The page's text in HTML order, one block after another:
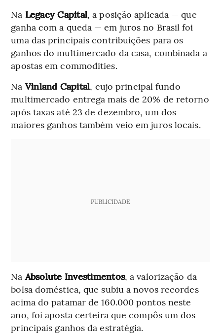
Na Legacy Capital, a posição aplicada — que
ganha com a queda — em juros no Brasil foi
uma das principais contribuições para os
ganhos do multimercado da casa, combinada a
apostas em commodities.
Na Vinland Capital, cujo principal fundo
multimercado entrega mais de 20% de retorno
após taxas até 23 de dezembro, um dos
maiores ganhos também veio em juros locais.
PUBLICIDADE
NaAbsolute Investimentos, a valorização da
bolsa doméstica, que subiu a novos recordes
acima do patamar de 160.000 pontos neste
ano, foi aposta certeira que compôs um dos
principais ganhos da estratégia.